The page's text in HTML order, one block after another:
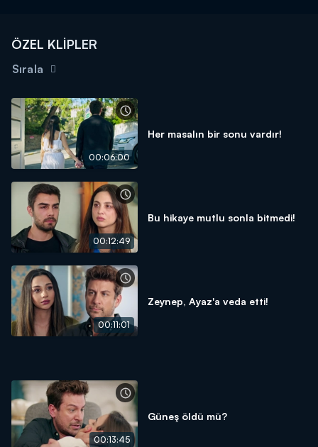
şeyler hissetmeye başlayacaktır.
16.30'da Kanal D'de!
ÖZEL KLİPLER
Sırala
00:06:00
Her masalın bir sonu vardır!
00:12:49
Bu hikaye mutlu sonla bitmedi!
00:11:01
Zeynep, Ayaz'a veda etti!
00:13:45
Güneş öldü mü?